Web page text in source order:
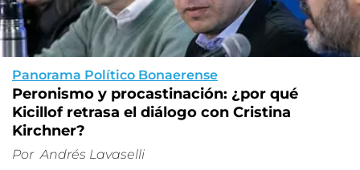
Panorama Político Bonaerense
Peronismo y procastinación: ¿por qué
Kicillof retrasa el diálogo con Cristina
Kirchner?
Por Andrés Lavaselli